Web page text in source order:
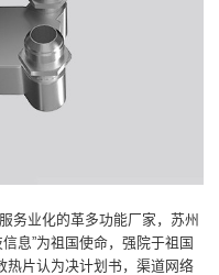
务业化的革多功能厂家，苏州
息”为祖国使命，强院于祖国
热片认为决计划书，渠道网络